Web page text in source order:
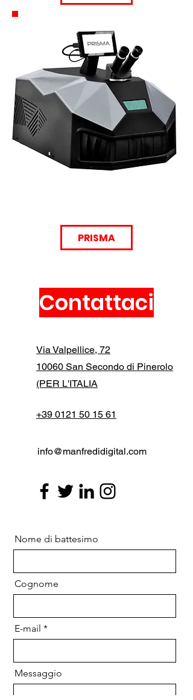
PRISMA
Contattaci
Via Valpellice, 72
10060 San Secondo di Pinerolo
(PER L'ITALIA
+39 0121 50 15 61
info@manfredidigital.com
Nome di battesimo
Cognome
E-mail
Messaggio